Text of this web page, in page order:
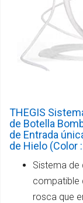
THEGIS
de Botella
de Entrada
de Hielo (Color
Sistema de
compatible
rosca que